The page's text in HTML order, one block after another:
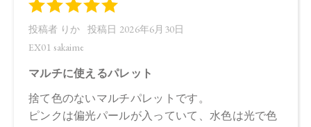
【ご使用方法】
指先またはお手持ちのブラシで適量をとり、頬やフェイスラ
【内容量】